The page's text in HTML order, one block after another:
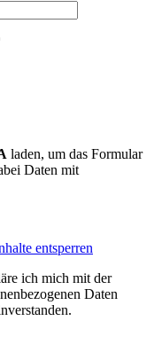
laden, um das Formular
Daten mit
entsperren
ich mich mit der
Daten